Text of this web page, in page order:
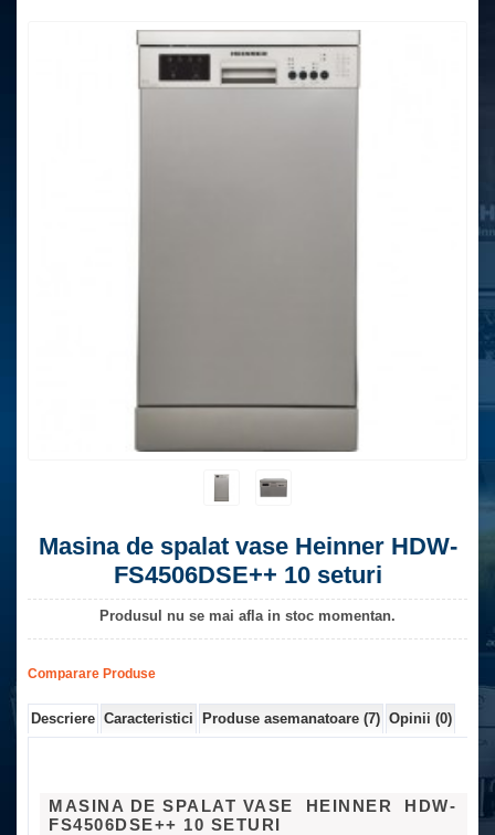
Masina de spalat vase Heinner HDW-
FS4506DSE++ 10 seturi
Produsul nu se mai afla in stoc momentan.
Comparare Produse
Descriere Caracteristici Produse asemanatoare (7) Opinii (0)
MASINA DE SPALAT VASE HEINNER HDW-
FS4506DSE++ 10 SETURI